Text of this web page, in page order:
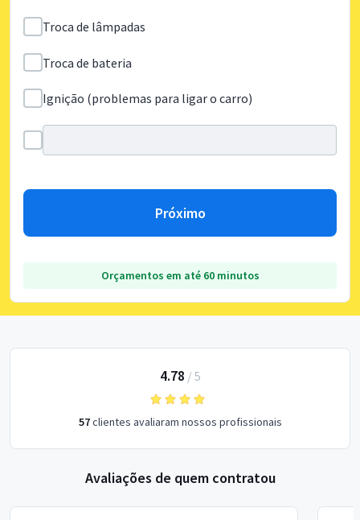
Troca de lâmpadas
Troca de bateria
Ignição (problemas para ligar o carro)
Próximo
Orçamentos em até 60 minutos
4.78 / 5
57clientes avaliaram nossos profissionais
Avaliações de quem contratou